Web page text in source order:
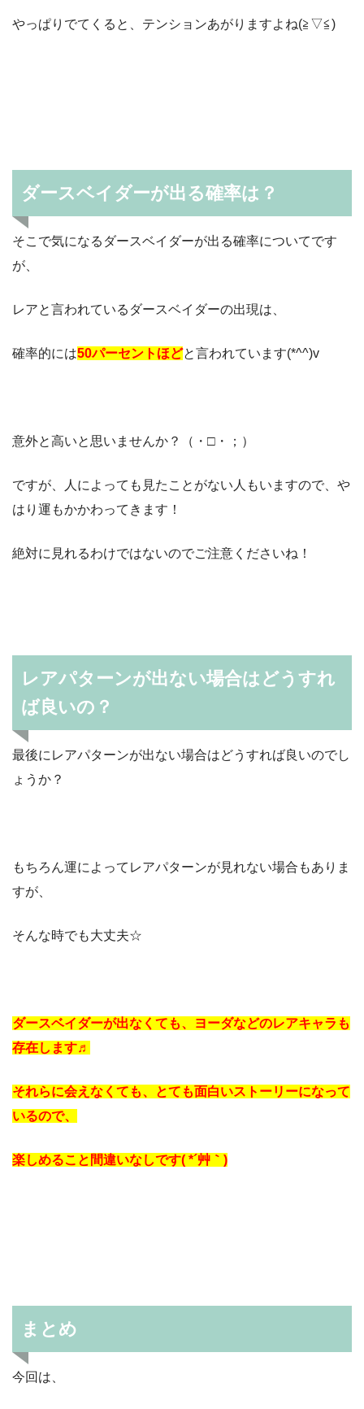
やっぱりでてくると、テンションあがりますよね(≧▽≦)
ダースベイダーが出る確率は？
そこで気になるダースベイダーが出る確率についてです
が、
レアと言われているダースベイダーの出現は、
確率的には50パーセントほどと言われています(*^^)v
意外と高いと思いませんか？（・□・；）
ですが、人によっても見たことがない人もいますので、や
はり運もかかわってきます！
絶対に見れるわけではないのでご注意くださいね！
レアパターンが出ない場合はどうすれ
ば良いの？
最後にレアパターンが出ない場合はどうすれば良いのでし
ょうか？
もちろん運によってレアパターンが見れない場合もありま
すが、
そんな時でも大丈夫☆
ダースベイダーが出なくても、ヨーダなどのレアキャラも
存在します♬
それらに会えなくても、とても面白いストーリーになって
いるので、
楽しめること間違いなしです( *´艸｀)
まとめ
今回は、